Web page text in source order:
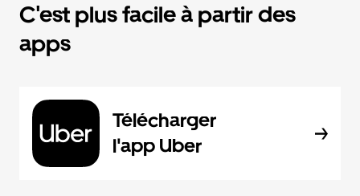
C'est plus facile à partir des
apps
Télécharger
l'app Uber